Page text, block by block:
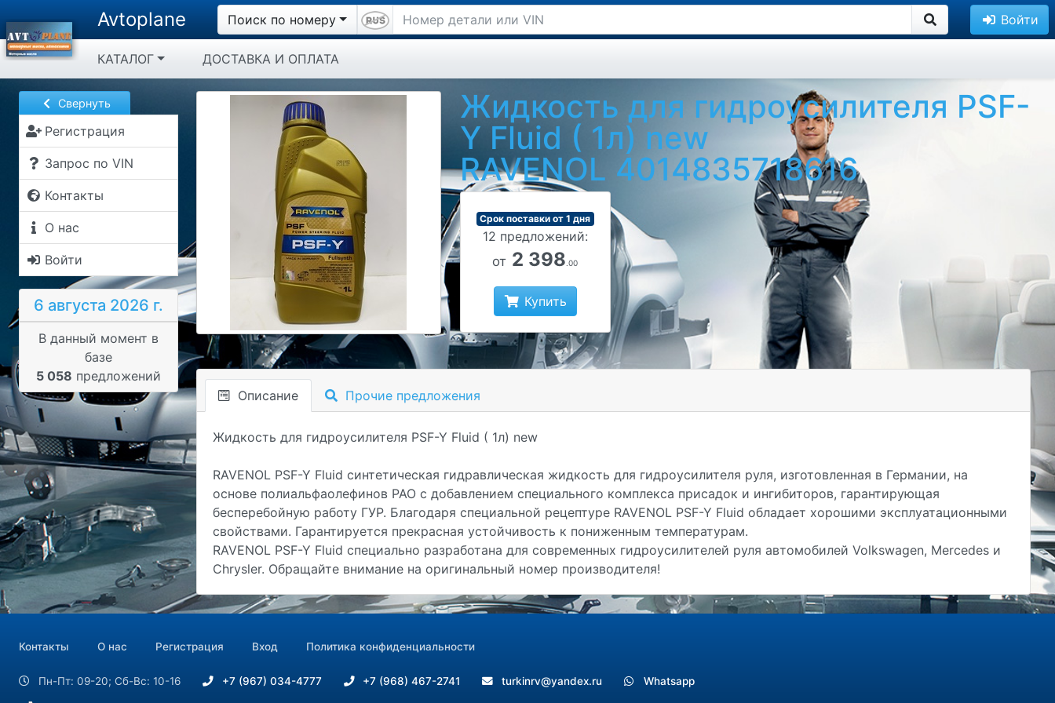
Avtoplane Поиск по номеру Войти
КАТАЛОГ ДОСТАВКА И ОПЛАТА
Свернуть
Регистрация
Запрос по VIN
Контакты
О нас
Войти
6 августа 2026 г.
В данный момент в
базе
5 058 предложений
Жидкость для гидроусилителя PSF-
Y Fluid ( 1л) new
RAVENOL 4014835718616
Срок поставки от 1 дня
12 предложений:
от 2 398 .00
Купить
Описание Прочие предложения
Жидкость для гидроусилителя PSF-Y Fluid ( 1л) new
RAVENOL PSF-Y Fluid синтетическая гидравлическая жидкость для гидроусилителя руля, изготовленная в Германии, на
основе полиальфаолефинов PAO с добавлением специального комплекса присадок и ингибиторов, гарантирующая
бесперебойную работу ГУР. Благодаря специальной рецептуре RAVENOL PSF-Y Fluid обладает хорошими эксплуатационными
свойствами. Гарантируется прекрасная устойчивость к пониженным температурам.
RAVENOL PSF-Y Fluid специально разработана для современных гидроусилителей руля автомобилей Volkswagen, Mercedes и
Chrysler. Обращайте внимание на оригинальный номер производителя!
Контакты О нас Регистрация Вход Политика конфиденциальности
Пн-Пт: 09-20; Сб-Вс: 10-16 +7 (967) 034-4777 +7 (968) 467-2741 turkinrv@yandex.ru Whatsapp